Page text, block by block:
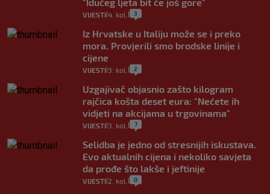
VIJESTI 4. kol. 3
Iz Hrvatske u Italiju može se i preko
mora. Provjerili smo brodske linije i
cijene
VIJESTI 3. kol. 2
Uzgajivač objasnio zašto kilogram
rajčica košta deset eura: "Nećete ih
vidjeti na akcijama u trgovinama"
VIJESTI 3. kol. 7
Selidba je jedno od stresnijih iskustava.
Evo aktualnih cijena i nekoliko savjeta
da prođe što lakše i jeftinije
VIJESTI 2. kol. 0